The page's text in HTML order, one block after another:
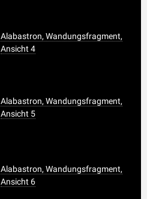
Alabastron, Wandungsfragment,
Ansicht 4
Alabastron, Wandungsfragment,
Ansicht 5
Alabastron, Wandungsfragment,
Ansicht 6